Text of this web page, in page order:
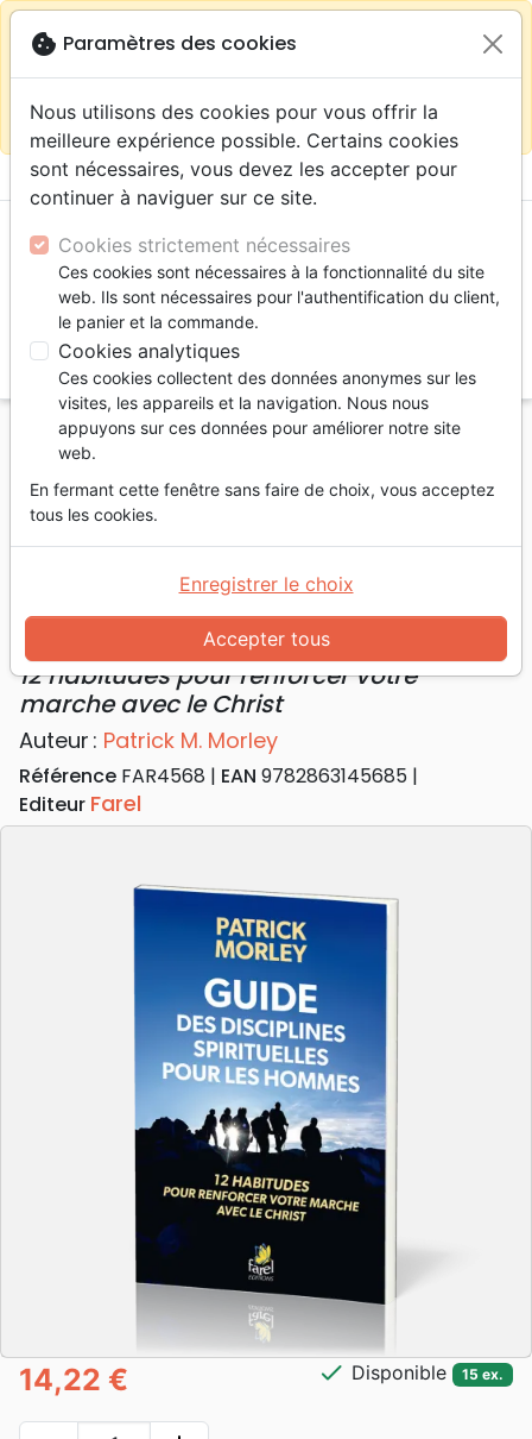
Continuer sur le site France close
warningSelon votre
localisation (États-
sur la boutique La Maison de la Bible Suisse
menu shopping_cart
Accueil Livres
Edification
Guide des disciplines spirituelles pour les hommes -
12 habitudes pour renforcer votre marche avec le
Guide des disciplines spirituelles pour
12 habitudes pour renforcer votre
marche avec le Christ
Auteur : Patrick M. Morley
Référence FAR4568 EAN 9782863145685
Editeur Farel
14,22 € check Disponible 15 ex.
cookie Paramètres des cookies
Nous utilisons des cookies pour vous offrir la
meilleure expérience possible. Certains cookies
sont nécessaires, vous devez les accepter pour
continuer à naviguer sur ce site.
Cookies strictement nécessaires
Ces cookies sont nécessaires à la fonctionnalité du site
web. Ils sont nécessaires pour l'authentification du client,
le panier et la commande.
Cookies analytiques
Ces cookies collectent des données anonymes sur les
visites, les appareils et la navigation. Nous nous
appuyons sur ces données pour améliorer notre site
web.
En fermant cette fenêtre sans faire de choix, vous acceptez
tous les cookies.
Accepter tous
Enregistrer le choix